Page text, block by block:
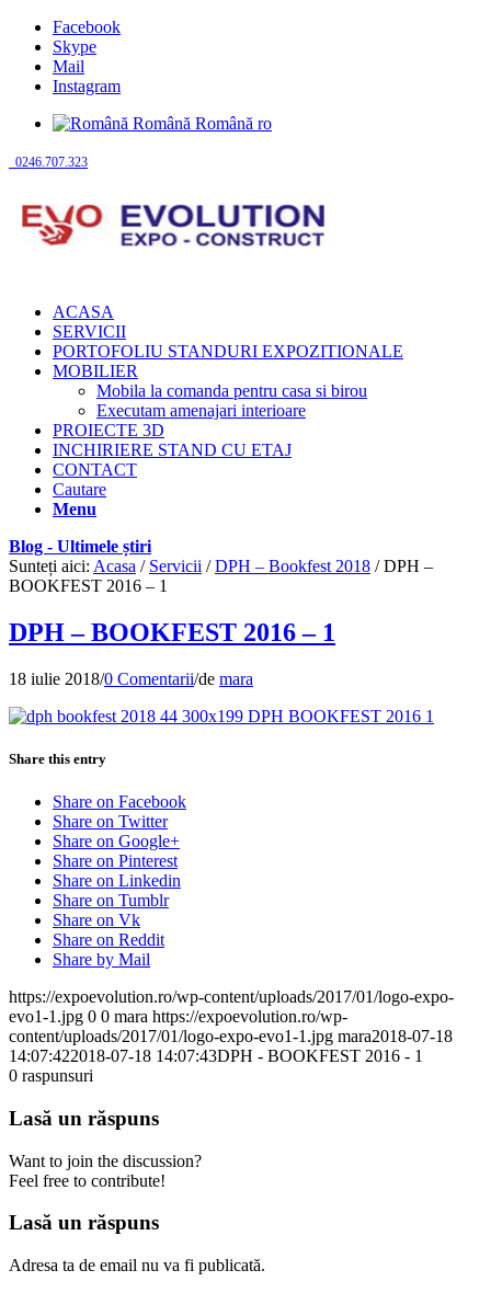
Facebook
Skype
Mail
Instagram
Română Română ro
0246.707.323
ACASA
SERVICII
PORTOFOLIU STANDURI EXPOZITIONALE
MOBILIER
Mobila la comanda pentru casa si birou
Executam amenajari interioare
PROIECTE 3D
INCHIRIERE STAND CU ETAJ
CONTACT
Cautare
Menu
Blog - Ultimele știri
Sunteți aici: Acasa / Servicii / DPH – Bookfest 2018 / DPH –
BOOKFEST 2016 – 1
DPH – BOOKFEST 2016 – 1
18 iulie 2018/0 Comentarii/de mara
Share this entry
Share on Facebook
Share on Twitter
Share on Google+
Share on Pinterest
Share on Linkedin
Share on Tumblr
Share on Vk
Share on Reddit
Share by Mail
https://expoevolution.ro/wp-content/uploads/2017/01/logo-expo-
evo1-1.jpg 0 0 mara https://expoevolution.ro/wp-
content/uploads/2017/01/logo-expo-evo1-1.jpg mara2018-07-18
14:07:422018-07-18 14:07:43DPH - BOOKFEST 2016 - 1
0 raspunsuri
Lasă un răspuns
Want to join the discussion?
Feel free to contribute!
Lasă un răspuns
Adresa ta de email nu va fi publicată.